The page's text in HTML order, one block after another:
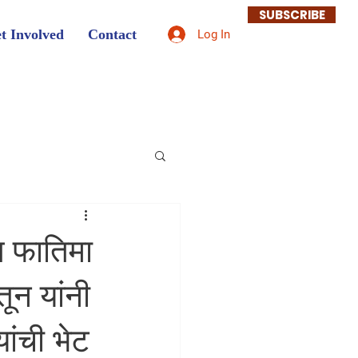
Involved Contact Log In
SUBSCRIBE
यांनी
भेट